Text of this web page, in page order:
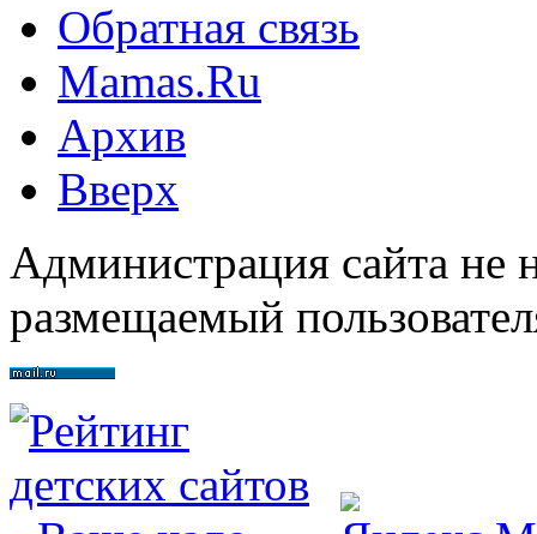
Обратная связь
Mamas.Ru
Архив
Вверх
Администрация сайта не
размещаемый